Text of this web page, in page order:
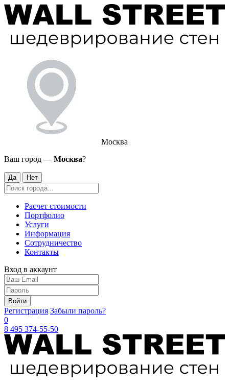
Москва
Ваш город — Москва?
Да Нет
Расчет стоимости
Портфолио
Услуги
Информация
Сотрудничество
Контакты
Вход в аккаунт
Войти
Регистрация Забыли пароль?
0
8 495 374-55-50